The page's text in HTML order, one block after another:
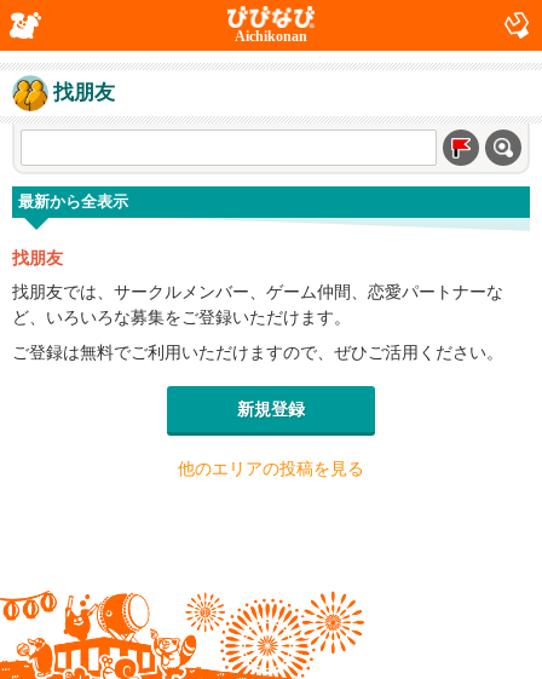
Aichikonan
找朋友
最新から全表示
找朋友
找朋友では、サークルメンバー、ゲーム仲間、恋愛パートナーな
ど、いろいろな募集をご登録いただけます。
ご登録は無料でご利用いただけますので、ぜひご活用ください。
新規登録
他のエリアの投稿を見る